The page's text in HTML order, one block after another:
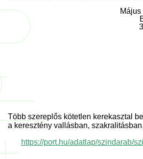
Több szereplős kötetlen kerekasztal
a keresztény vallásban,
https://port.hu/adatlap/szindarab/